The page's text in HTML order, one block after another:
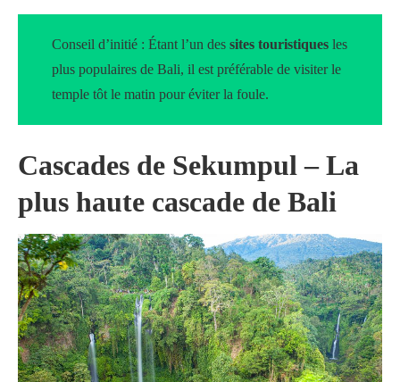
Conseil d’initié : Étant l’un des sites touristiques les
plus populaires de Bali, il est préférable de visiter le
temple tôt le matin pour éviter la foule.
Cascades de Sekumpul – La
plus haute cascade de Bali